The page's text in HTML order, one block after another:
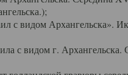
с видом Архангельска».
с видом г.